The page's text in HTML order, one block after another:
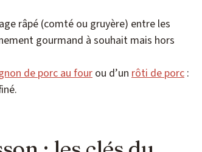
râpé (comté ou gruyère) entre les
gourmand à souhait mais hors
de porc au fourou d’un rôti de porc :